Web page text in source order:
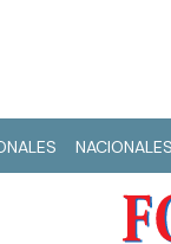
NACIONALES